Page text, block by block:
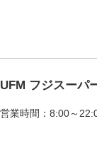
UFM フジスーパ
営業時間：8:00～